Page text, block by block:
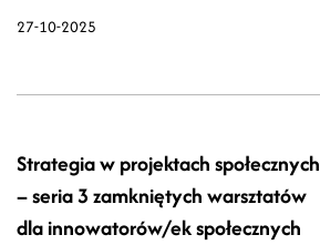
27-10-2025
Strategia w projektach społecznych
– seria 3 zamkniętych warsztatów
dla innowatorów/ek społecznych